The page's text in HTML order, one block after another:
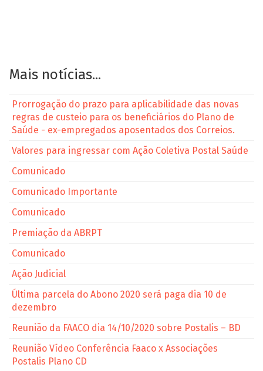
Mais notícias...
Prorrogação do prazo para aplicabilidade das novas
regras de custeio para os beneficiários do Plano de
Saúde - ex-empregados aposentados dos Correios.
Valores para ingressar com Ação Coletiva Postal Saúde
Comunicado
Comunicado Importante
Comunicado
Premiação da ABRPT
Comunicado
Ação Judicial
Última parcela do Abono 2020 será paga dia 10 de
dezembro
Reunião da FAACO dia 14/10/2020 sobre Postalis – BD
Reunião Vídeo Conferência Faaco x Associações
Postalis Plano CD